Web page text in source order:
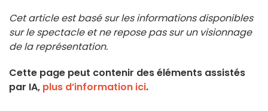
Cet article est basé sur les informations disponibles
sur le spectacle et ne repose pas sur un visionnage
de la représentation.
Cette page peut contenir des éléments assistés
par IA, plus d’information ici.